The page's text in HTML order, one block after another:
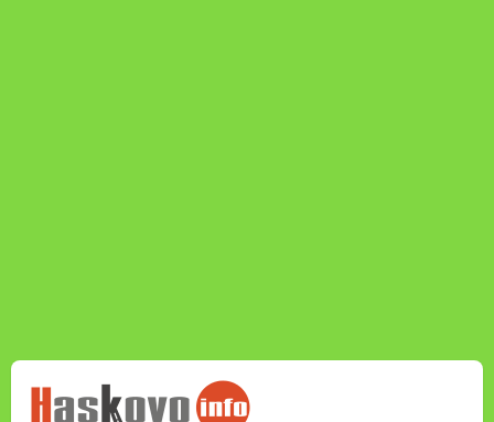
НОВИНИТЕ НА
HASKOVO.INFO